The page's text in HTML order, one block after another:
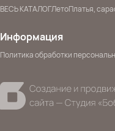
ВЕСЬ КАТАЛОГЛетоПлатья,
Информация
Политика обработки